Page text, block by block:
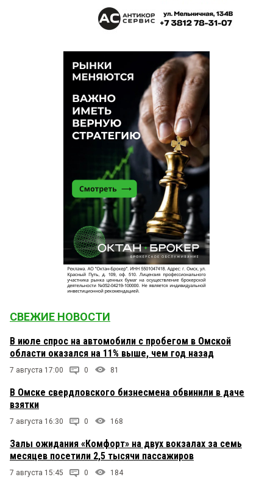
СВЕЖИЕ НОВОСТИ
В июле спрос на автомобили с пробегом в Омской
области оказался на 11% выше, чем год назад
7 августа 17:00 0 81
В Омске свердловского бизнесмена обвинили в даче
взятки
7 августа 16:30 0 168
Залы ожидания «Комфорт» на двух вокзалах за семь
месяцев посетили 2,5 тысячи пассажиров
7 августа 15:45 0 184